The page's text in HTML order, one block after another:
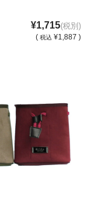
¥1,715(税別)
(税込 ¥1,887 )